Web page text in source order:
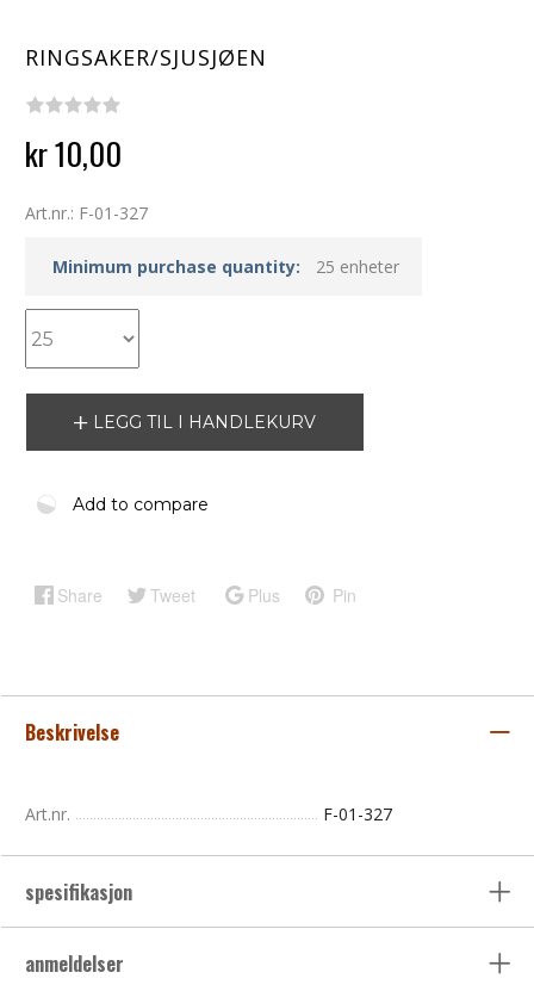
RINGSAKER/SJUSJØEN
kr 10,00
Art.nr.: F-01-327
Minimum purchase quantity: 25 enheter
LEGG TIL I HANDLEKURV
Add to compare
Share Tweet Plus Pin
Beskrivelse
Art.nr. F-01-327
spesifikasjon
anmeldelser